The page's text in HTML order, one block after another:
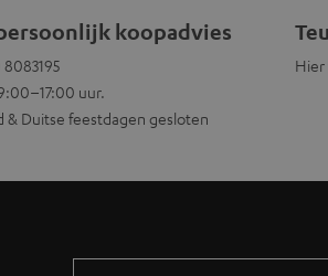
koopadvies
8083195
uur.
& Duitse feestdagen gesloten
Hier